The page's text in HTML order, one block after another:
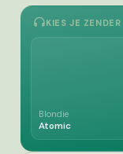
KIES JE ZENDER
Blondie
Atomic